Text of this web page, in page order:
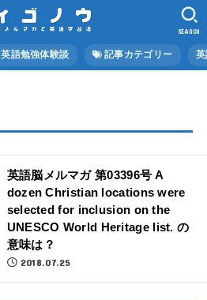
英語勉強体験談 記事カテゴリー
SEARCH
英語脳メルマガ 第03396号 A
dozen Christian locations were
selected for inclusion on the
UNESCO World Heritage list. の
意味は？
2018.07.25